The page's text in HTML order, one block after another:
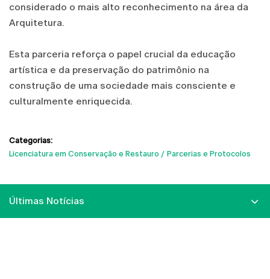
considerado o mais alto reconhecimento na área da
Arquitetura.
Esta parceria reforça o papel crucial da educação
artística e da preservação do patrimônio na
construção de uma sociedade mais consciente e
culturalmente enriquecida.
Categorias:
Licenciatura em Conservação e Restauro
Parcerias e Protocolos
Últimas Notícias